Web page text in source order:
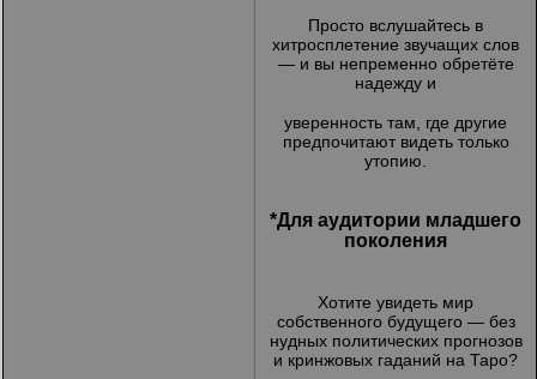
Просто вслушайтесь в
хитросплетение звучащих слов
— и вы непременно обретёте
надежду и
уверенность там, где другие
предпочитают видеть только
утопию.
*Для аудитории младшего
поколения
Хотите увидеть мир
собственного будущего — без
нудных политических прогнозов
и кринжовых гаданий на Таро?